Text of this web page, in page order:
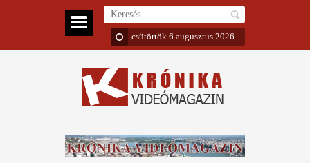
csütörtök 6 augusztus 2026